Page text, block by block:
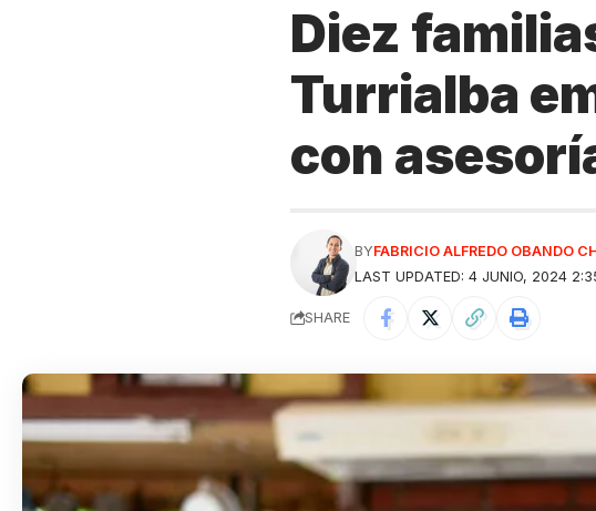
Diez
Turrialba
con
LAST UPDATED: 4 JUNIO, 2024
BYFABRICIO ALFREDO OBANDO
SHARE